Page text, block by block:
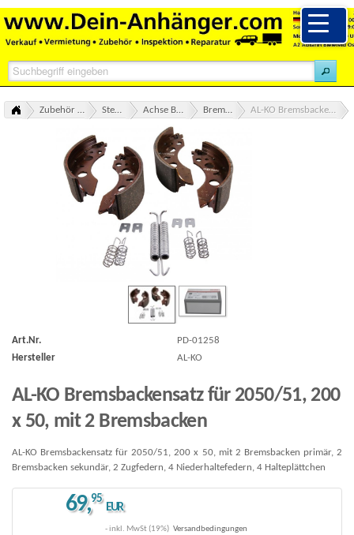
Art.Nr.
PD-01258
Hersteller
AL-KO
AL-KO Bremsbackensatz für 2050/51, 200
x 50, mit 2 Bremsbacken
AL-KO Bremsbackensatz für 2050/51, 200 x 50, mit 2 Bremsbacken primär, 2
Bremsbacken sekundär, 2 Zugfedern, 4 Niederhaltefedern, 4 Halteplättchen
69,95
EUR
- inkl. MwSt (19%) Versandbedingungen